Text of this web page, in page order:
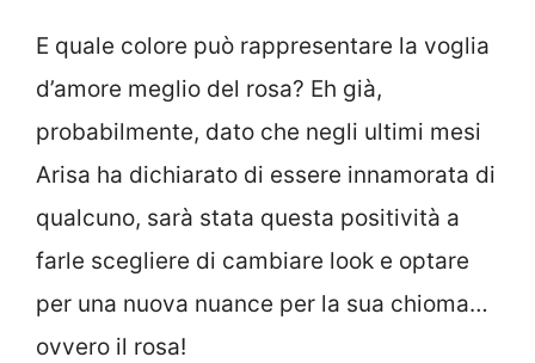
E quale colore può rappresentare la voglia
d’amore meglio del rosa? Eh già,
probabilmente, dato che negli ultimi mesi
Arisa ha dichiarato di essere innamorata di
qualcuno, sarà stata questa positività a
farle scegliere di cambiare look e optare
per una nuova nuance per la sua chioma…
ovvero il rosa!